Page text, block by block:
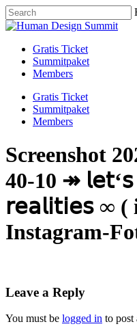
Skip
to
content
Close
Menu
Gratis Ticket
Summitpaket
Members
Gratis Ticket
Summitpaket
Members
Screenshot
40-10 ↠
𝗋𝖾𝖺𝗅𝗂𝗍𝗂𝖾𝗌 ∞ (
Instagram-
Leave a Reply
You must be logged in to post